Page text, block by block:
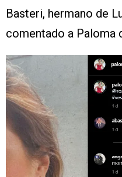
Basteri, hermano de
comentado a Paloma